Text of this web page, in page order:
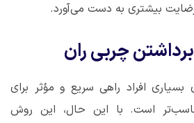
بیشتری به دست می‌آورد.
چربی ران
بسیاری افراد راهی سریع و مؤثر برای
است. با این حال، این روش